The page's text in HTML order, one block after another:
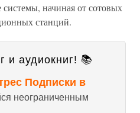
начиная от сотовых
станций.
и аудиокниг! 📚
Подписки в
неограниченным